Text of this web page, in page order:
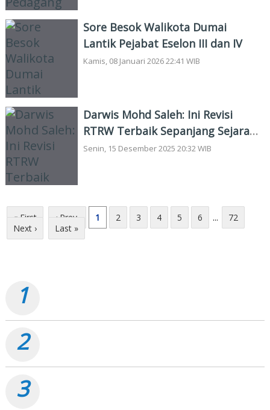
Sore Besok Walikota Dumai
Lantik Pejabat Eselon III dan IV
Kamis, 08 Januari 2026 22:41 WIB
Darwis Mohd Saleh: Ini Revisi
RTRW Terbaik Sepanjang Sejarah
Dumai
Senin, 15 Desember 2025 20:32 WIB
« First ‹ Prev 1 2 3 4 5 6 ...
72
Next ›
Last »
1
2
3